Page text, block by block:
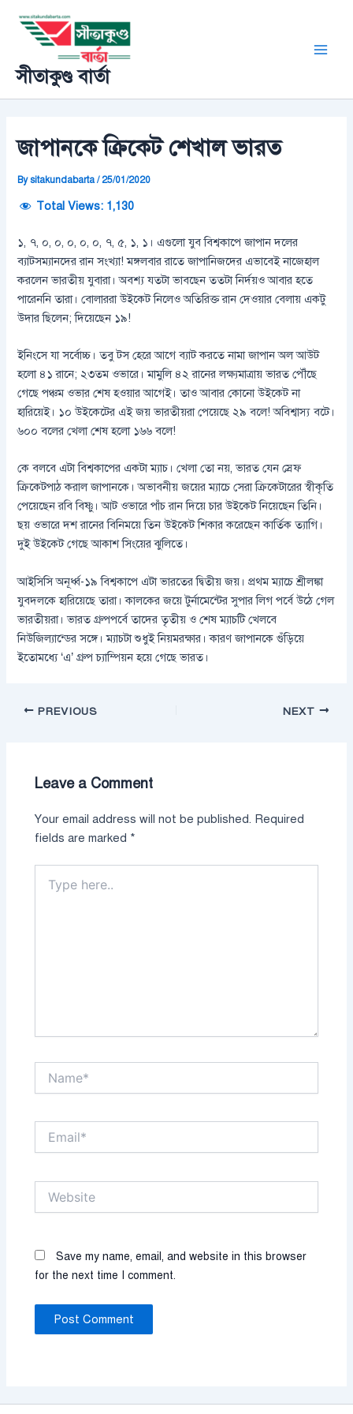
content
সীতাকুণ্ড বার্তা
জাপানকে ক্রিকেট শেখাল ভারত
Bysitakundabarta/ 25/01/2020
Total Views: 1,130
১, ৭, ০, ০, ০, ০, ০, ৭, ৫, ১, ১। এগুলো যুব বিশ্বকাপে জাপান দলের
ব্যাটসম্যানদের রান সংখ্যা! মঙ্গলবার রাতে জাপানিজদের এভাবেই নাজেহাল
করলেন ভারতীয় যুবারা। অবশ্য যতটা ভাবছেন ততটা নির্দয়ও আবার হতে
পারেননি তারা। বোলাররা উইকেট নিলেও অতিরিক্ত রান দেওয়ার বেলায় একটু
উদার ছিলেন; দিয়েছেন ১৯!
ইনিংসে যা সর্বোচ্চ। তবু টস হেরে আগে ব্যাট করতে নামা জাপান অল আউট
হলো ৪১ রানে; ২৩তম ওভারে। মামুলি ৪২ রানের লক্ষ্যমাত্রায় ভারত পৌঁছে
গেছে পঞ্চম ওভার শেষ হওয়ার আগেই। তাও আবার কোনো উইকেট না
হারিয়েই। ১০ উইকেটের এই জয় ভারতীয়রা পেয়েছে ২৯ বলে! অবিশ্বাস্য বটে।
৬০০ বলের খেলা শেষ হলো ১৬৬ বলে!
কে বলবে এটা বিশ্বকাপের একটা ম্যাচ। খেলা তো নয়, ভারত যেন স্রেফ
ক্রিকেটপাঠ করাল জাপানকে। অভাবনীয় জয়ের ম্যাচে সেরা ক্রিকেটারের স্বীকৃতি
পেয়েছেন রবি বিষ্ণু। আট ওভারে পাঁচ রান দিয়ে চার উইকেট নিয়েছেন তিনি।
ছয় ওভারে দশ রানের বিনিময়ে তিন উইকেট শিকার করেছেন কার্তিক ত্যাগি।
দুই উইকেট গেছে আকাশ সিংয়ের ঝুলিতে।
আইসিসি অনূর্ধ্ব-১৯ বিশ্বকাপে এটা ভারতের দ্বিতীয় জয়। প্রথম ম্যাচে শ্রীলঙ্কা
যুবদলকে হারিয়েছে তারা। কালকের জয়ে টুর্নামেন্টের সুপার লিগ পর্বে উঠে গেল
ভারতীয়রা। ভারত গ্রুপপর্বে তাদের তৃতীয় ও শেষ ম্যাচটি খেলবে
নিউজিল্যান্ডের সঙ্গে। ম্যাচটা শুধুই নিয়মরক্ষার। কারণ জাপানকে গুঁড়িয়ে
ইতোমধ্যে ‘এ’ গ্রুপ চ্যাম্পিয়ন হয়ে গেছে ভারত।
navigation
PREVIOUS NEXT
Leave a Comment
Your email address will not be published. Required
fields are marked *
here..
Save my name, email, and website in this browser
for the next time I comment.